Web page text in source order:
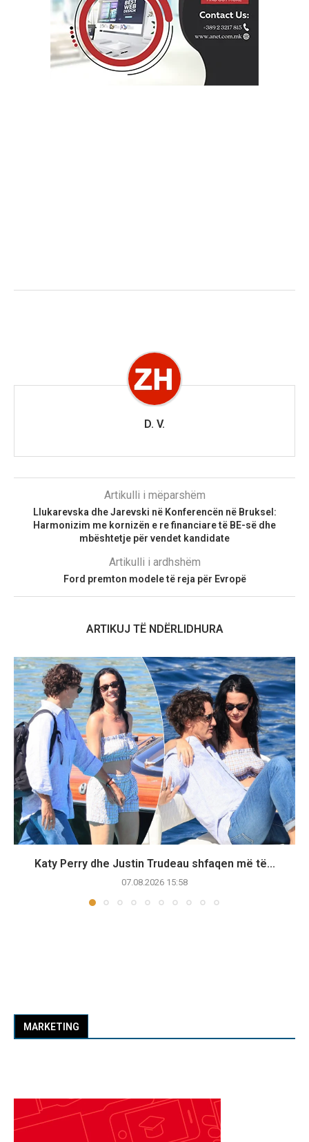
D. V.
Artikulli i mëparshëm
Llukarevska dhe Jarevski në Konferencën në Bruksel:
Harmonizim me kornizën e re financiare të BE-së dhe
mbështetje për vendet kandidate
Artikulli i ardhshëm
Ford premton modele të reja për Evropë
ARTIKUJ TË NDËRLIDHURA
Katy Perry dhe Justin Trudeau shfaqen më të...
07.08.2026 15:58
MARKETING